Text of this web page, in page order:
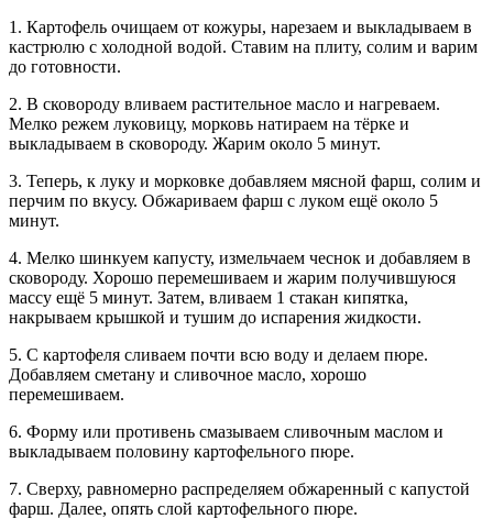
1. Картофель очищаем от кожуры, нарезаем и выкладываем в
кастрюлю с холодной водой. Ставим на плиту, солим и варим
до готовности.
2. В сковороду вливаем растительное масло и нагреваем.
Мелко режем луковицу, морковь натираем на тёрке и
выкладываем в сковороду. Жарим около 5 минут.
3. Теперь, к луку и морковке добавляем мясной фарш, солим и
перчим по вкусу. Обжариваем фарш с луком ещё около 5
минут.
4. Мелко шинкуем капусту, измельчаем чеснок и добавляем в
сковороду. Хорошо перемешиваем и жарим получившуюся
массу ещё 5 минут. Затем, вливаем 1 стакан кипятка,
накрываем крышкой и тушим до испарения жидкости.
5. С картофеля сливаем почти всю воду и делаем пюре.
Добавляем сметану и сливочное масло, хорошо
перемешиваем.
6. Форму или противень смазываем сливочным маслом и
выкладываем половину картофельного пюре.
7. Сверху, равномерно распределяем обжаренный с капустой
фарш. Далее, опять слой картофельного пюре.